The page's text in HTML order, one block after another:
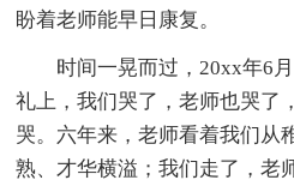
盼着老师能早日康复。
时间一晃而过，20xx年6
礼上，我们哭了，老师也哭了
哭。六年来，老师看着我们从
熟、才华横溢；我们走了，